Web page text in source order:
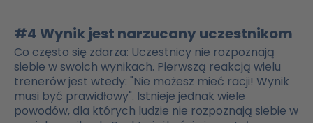
#4 Wynik jest narzucany uczestnikom
Co często się zdarza: Uczestnicy nie rozpoznają
siebie w swoich wynikach. Pierwszą reakcją wielu
trenerów jest wtedy: "Nie możesz mieć racji! Wynik
musi być prawidłowy". Istnieje jednak wiele
powodów, dla których ludzie nie rozpoznają siebie w